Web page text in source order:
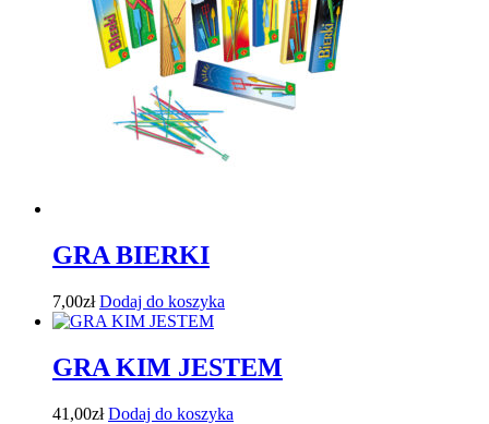
GRA BIERKI
7,00zł Dodaj do koszyka
GRA KIM JESTEM
41,00zł Dodaj do koszyka